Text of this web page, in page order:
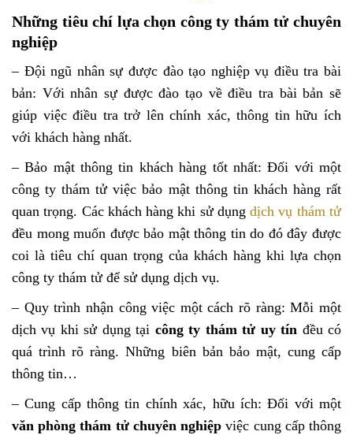
Những tiêu chí lựa chọn công ty thám tử chuyên
nghiệp
– Đội ngũ nhân sự được đào tạo nghiệp vụ điều tra bài
bản: Với nhân sự được đào tạo về điều tra bài bản sẽ
giúp việc điều tra trở lên chính xác, thông tin hữu ích
với khách hàng nhất.
– Bảo mật thông tin khách hàng tốt nhất: Đối với một
công ty thám tử việc bảo mật thông tin khách hàng rất
quan trọng. Các khách hàng khi sử dụngdịch vụ thám tử
đều mong muốn được bảo mật thông tin do đó đây được
coi là tiêu chí quan trọng của khách hàng khi lựa chọn
công ty thám tử để sử dụng dịch vụ.
– Quy trình nhận công việc một cách rõ ràng: Mỗi một
dịch vụ khi sử dụng tại công ty thám tử uy tín đều có
quá trình rõ ràng. Những biên bản bảo mật, cung cấp
thông tin…
– Cung cấp thông tin chính xác, hữu ích: Đối với một
văn phòng thám tử chuyên nghiệpviệc cung cấp thông